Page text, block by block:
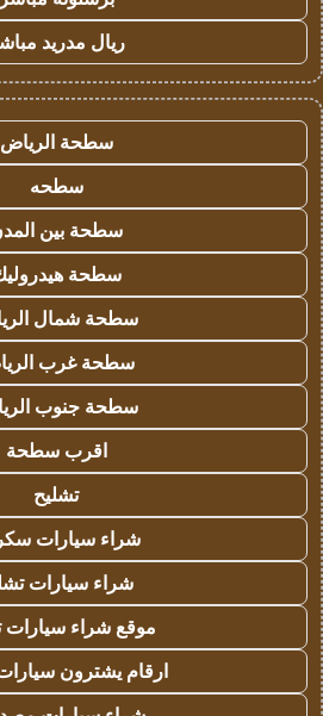
ريال مدريد
سطحة الرياض
سطحه
سطحة بين
سطحة
سطحة شمال
سطحة غرب
سطحة جنوب
اقرب سطحة
تشليح
شراء سيارات
شراء سيارات
موقع شراء سيارات
ارقام يشترون